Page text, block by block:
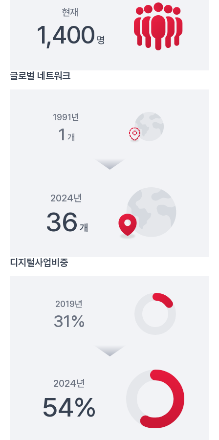
현재
1,400 명
글로벌 네트워크
1991년
1 개
2024년
36 개
디지털사업비중
2019년
31%
2024년
54%